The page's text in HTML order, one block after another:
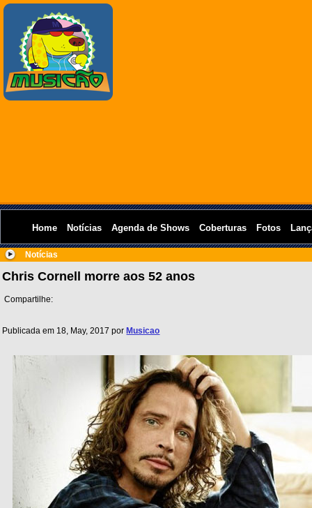
Home Notícias Agenda de Shows Coberturas Fotos
Notícias
Chris Cornell morre aos 52 anos
Compartilhe:
Publicada em 18, May, 2017 por Musicao